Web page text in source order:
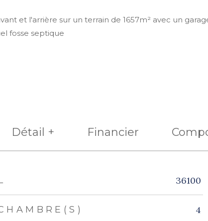
et l'arrière sur un terrain de 1657m² avec un
fosse septique
Détail + Financier
36100
4